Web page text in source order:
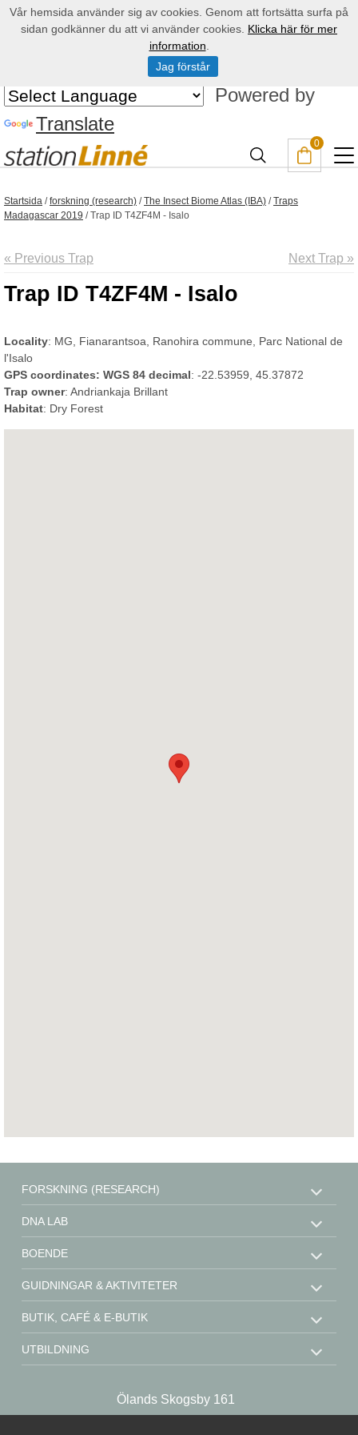
Powered by
Translate
0
Startsida /forskning (research) /The Insect Biome Atlas (IBA) /Traps
Madagascar 2019 /Trap ID T4ZF4M - Isalo
« Previous Trap Next Trap »
Trap ID T4ZF4M - Isalo
Locality: MG, Fianarantsoa, Ranohira commune, Parc National de
l'Isalo
GPS coordinates: WGS 84 decimal: -22.53959, 45.37872
Trap owner: Andriankaja Brillant
Habitat: Dry Forest
Ölands Skogsby 161
FORSKNING (RESEARCH)
DNA LAB
BOENDE
GUIDNINGAR & AKTIVITETER
BUTIK, CAFÉ & E-BUTIK
UTBILDNING
KONTAKT
Vår hemsida använder sig av cookies. Genom att fortsätta surfa på
sidan godkänner du att vi använder cookies. Klicka här för mer
information
Jag förstår